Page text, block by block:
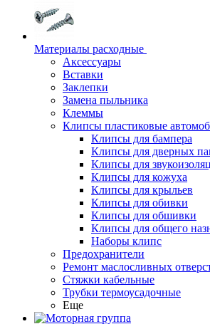
Материалы расходные
Аксессуары
Вставки
Заклепки
Замена пыльника
Клеммы
Клипсы пластиковые
Клипсы для бампера
Клипсы для дверных
Клипсы для
Клипсы для кожуха
Клипсы для крыльев
Клипсы для обивки
Клипсы для обшивки
Клипсы для общего
Наборы клипс
Предохранители
Ремонт маслосливных
Стяжки кабельные
Трубки термоусадочные
Еще